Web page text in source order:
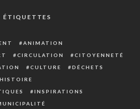
ÉTIQUETTES
ANIMATION
CIRCULATION
CITOYENNETÉ
CULTURE
DÉCHETS
HISTOIRE
INSPIRATIONS